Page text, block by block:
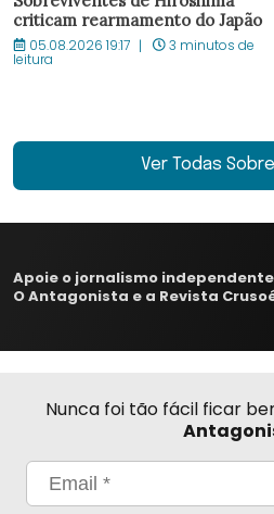
criticam rearmamento do Japão
05.08.2026 19:17 3 minutos de
leitura
Ver Todas
Apoie o jornalismo
O Antagonista e a Revista
Nunca foi tão fácil ficar